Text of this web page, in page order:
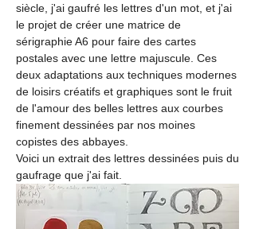
siècle, j'ai gaufré les lettres d'un mot, et j'ai
le projet de créer une matrice de
sérigraphie A6 pour faire des cartes
postales avec une lettre majuscule. Ces
deux adaptations aux techniques modernes
de loisirs créatifs et graphiques sont le fruit
de l'amour des belles lettres aux courbes
finement dessinées par nos moines
copistes des abbayes.
Voici un extrait des lettres dessinées puis du
gaufrage que j'ai fait.